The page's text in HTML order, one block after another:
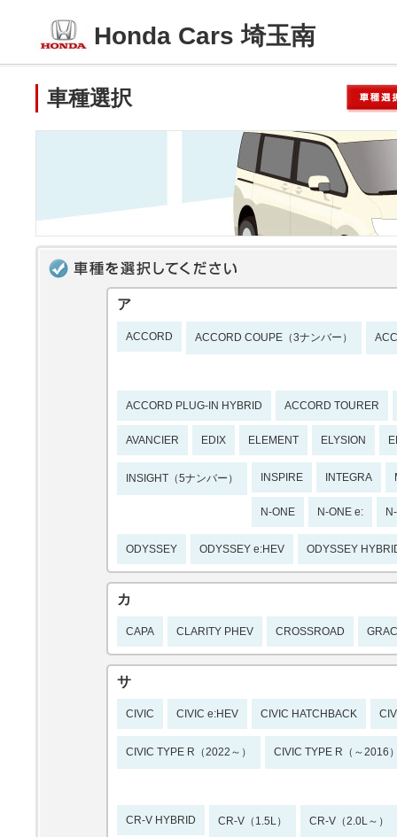
Honda Cars 埼玉南
車種選択
ア
ACCORD ACCORD COUPE（3ナンバー）
ACCORD PLUG-IN HYBRID ACCORD TOURER
AVANCIER EDIX ELEMENT ELYSION
INSIGHT（5ナンバー） INSPIRE INTEGRA
N-ONE N-ONE e:
ODYSSEY ODYSSEY e:HEV ODYSSEY
カ
CAPA CLARITY PHEV CROSSROAD
サ
CIVIC CIVIC e:HEV CIVIC HATCHBACK
CIVIC TYPE R（2022～） CIVIC TYPE R（～2016
CR-V HYBRID CR-V（1.5L） CR-V（2.0L～）